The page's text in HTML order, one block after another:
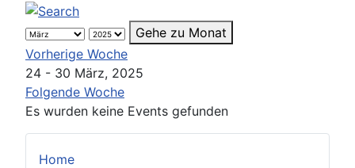
Home
Gehe zu Monat
Vorherige Woche
24 - 30 März, 2025
Folgende Woche
Es wurden keine Events gefunden